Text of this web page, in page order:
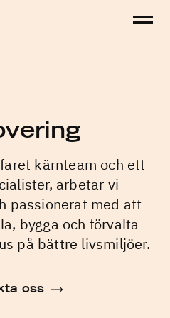
vi
kärnteam och ett
arbetar vi
passionerat med att
bygga och förvalta
på bättre livsmiljöer.
oss